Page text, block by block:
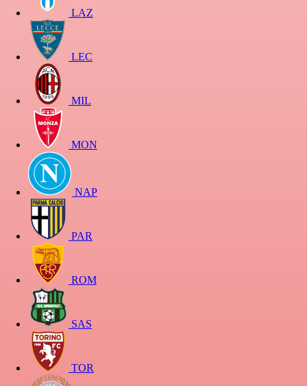
LAZ
LEC
MIL
MON
NAP
PAR
ROM
SAS
TOR